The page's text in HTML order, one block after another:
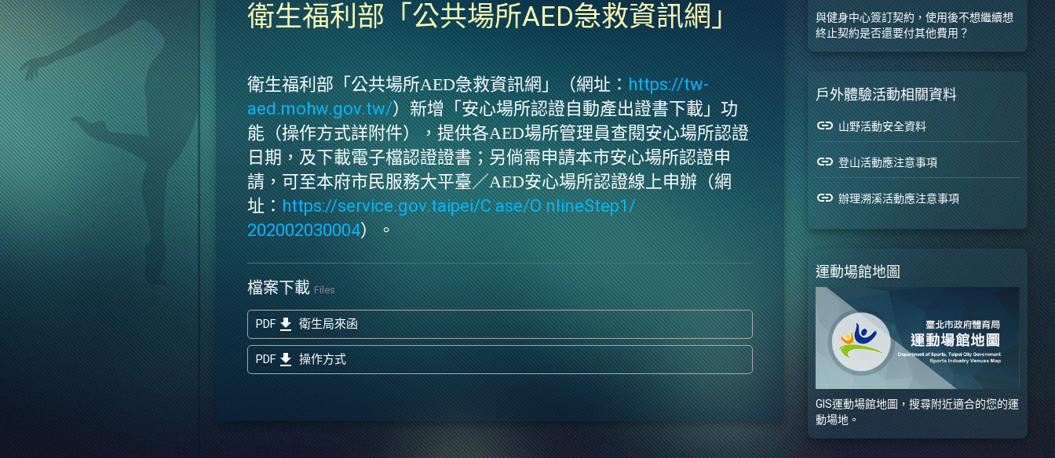
衛生福利部「公共場所AED急救資訊網」
衛生福利部「公共場所AED急救資訊網」（網址： https://tw-
aed.mohw.gov.tw/）新增「安心場所認證自動產出證書下載」功
能（操作方式詳附件），提供各AED場所管理員查閱安心場所認證
日期，及下載電子檔認證證書；另倘需申請本市安心場所認證申
請，可至本府市民服務大平臺／AED安心場所認證線上申辦（網
址： https://service.gov.taipei/C ase/O nlineStep1/
202002030004）。
檔案下載 Files
PDF get_app 衛生局來函
PDF get_app 操作方式
與健身中心簽訂契約，使用後不想繼續想
終止契約是否還要付其他費用？
戶外體驗活動相關資料
link 山野活動安全資料
link 登山活動應注意事項
link 辦理溯溪活動應注意事項
運動場館地圖
GIS運動場館地圖，搜尋附近適合的您的運
動場地。